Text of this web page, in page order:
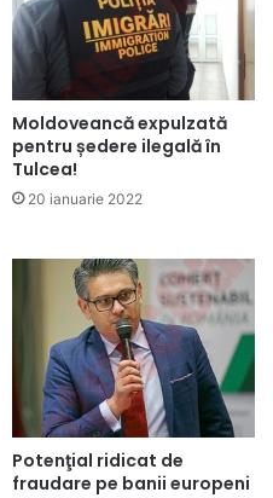
Moldoveancă expulzată
pentru ședere ilegală în
Tulcea!
20 ianuarie 2022
Potenţial ridicat de
fraudare pe banii europeni